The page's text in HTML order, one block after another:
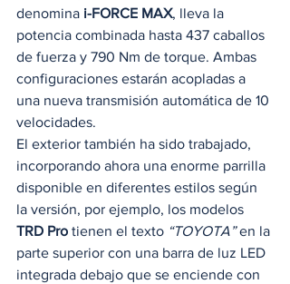
denomina i-FORCE MAX, lleva la
potencia combinada hasta 437 caballos
de fuerza y 790 Nm de torque. Ambas
configuraciones estarán acopladas a
una nueva transmisión automática de 10
velocidades.
El exterior también ha sido trabajado,
incorporando ahora una enorme parrilla
disponible en diferentes estilos según
la versión, por ejemplo, los modelos
TRD Pro tienen el texto “TOYOTA” en la
parte superior con una barra de luz LED
integrada debajo que se enciende con